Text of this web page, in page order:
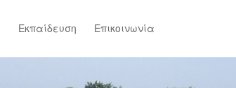
Εκπαίδευση Επικοινωνία